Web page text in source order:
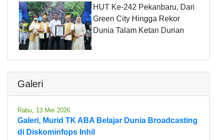
HUT Ke-242 Pekanbaru, Dari
Green City Hingga Rekor
Dunia Talam Ketan Durian
Galeri
Rabu, 13 Mei 2026
Galeri, Murid TK ABA Belajar Dunia Broadcasting
di Diskominfops Inhil